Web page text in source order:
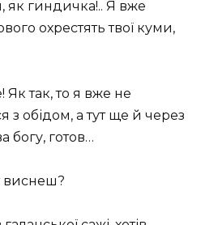
як гиндичка!.. Я вже
охрестять твої куми,
Як так, то я вже не
обідом, а тут ще й через
богу, готов…
виснеш?